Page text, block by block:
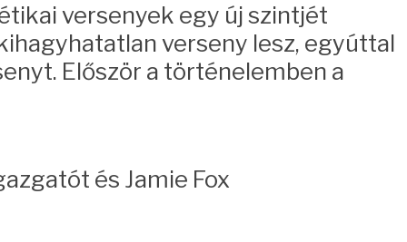
versenyek egy új szintjét
verseny lesz, egyúttal
Először a történelemben a
és Jamie Fox